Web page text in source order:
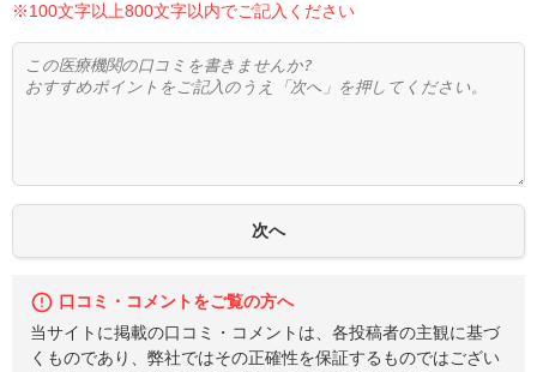
※100文字以上800文字以内でご記入ください
口コミ・コメントをご覧の方へ
当サイトに掲載の口コミ・コメントは、各投稿者の主観に基づ
くものであり、弊社ではその正確性を保証するものではござい